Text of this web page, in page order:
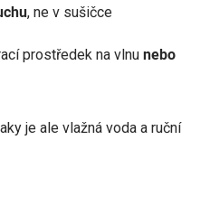
, ne v sušičce
prostředek na vlnu nebo
je ale vlažná voda a ruční